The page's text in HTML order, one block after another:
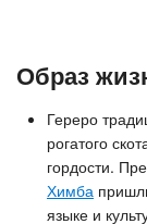
Образ
Гереро
рогатого
гордости.
Химба
языке и